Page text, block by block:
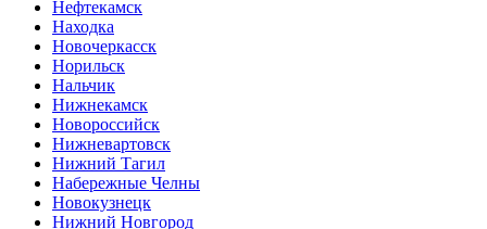
Нефтекамск
Находка
Новочеркасск
Норильск
Нальчик
Нижнекамск
Новороссийск
Нижневартовск
Нижний Тагил
Набережные Челны
Новокузнецк
Нижний Новгород